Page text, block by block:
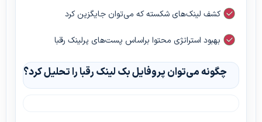
کشف لینک‌های شکسته که می‌توان جایگزین کرد
بهبود استراتژی محتوا براساس پست‌های پرلینک رقبا
چگونه می‌توان پروفایل بک لینک رقبا را تحلیل کرد؟